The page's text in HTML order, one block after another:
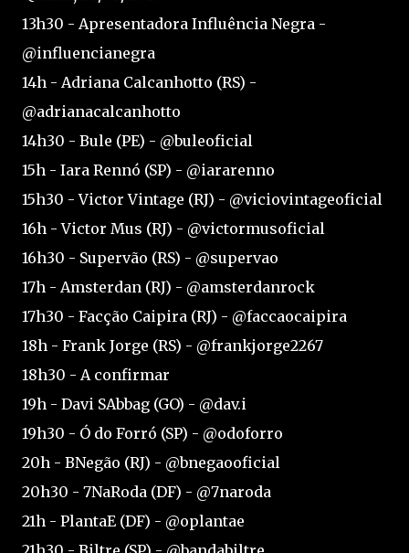
13h30 - Apresentadora Influência Negra -
@influencianegra
14h - Adriana Calcanhotto (RS) -
@adrianacalcanhotto
14h30 - Bule (PE) - @buleoficial
15h - Iara Rennó (SP) - @iararenno
15h30 - Victor Vintage (RJ) - @viciovintageoficial
16h - Victor Mus (RJ) - @victormusoficial
16h30 - Supervão (RS) - @supervao
17h - Amsterdan (RJ) - @amsterdanrock
17h30 - Facção Caipira (RJ) - @faccaocaipira
18h - Frank Jorge (RS) - @frankjorge2267
18h30 - A confirmar
19h - Davi SAbbag (GO) - @dav.i
19h30 - Ó do Forró (SP) - @odoforro
20h - BNegão (RJ) - @bnegaooficial
20h30 - 7NaRoda (DF) - @7naroda
21h - PlantaE (DF) - @oplantae